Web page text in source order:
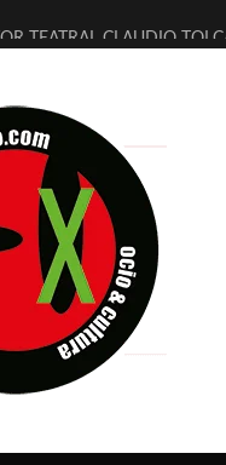
TEATRAL CLAUDIO
3.0] EN EXVITA
[RELATIVA SENCILLEZ]
A SERRAT
PERSECUTORIA] EN